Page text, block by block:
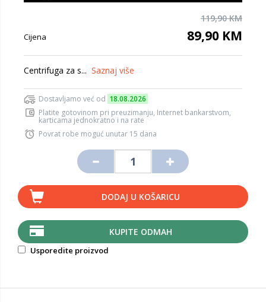
119,90 KM
Cijena 89,90 KM
Centrifuga za s... Saznaj više
Dostavljamo već od 18.08.2026
Platite gotovinom pri preuzimanju, Internet bankarstvom,
karticama jednokratno i na rate
Povrat robe moguć unutar 15 dana
DODAJ U KOŠARICU
KUPITE ODMAH
Usporedite proizvod